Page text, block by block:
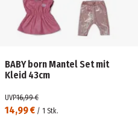
BABY born Mantel Set mit
Kleid 43cm
14,99 € / 1 Stk.
UVP16,99 €